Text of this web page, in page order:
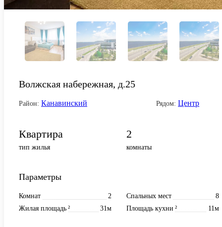
Волжская набережная, д.25
Район: Канавинский Рядом: Центр
Квартира
тип жилья
2
комнаты
Параметры
Комнат 2 Спальных мест
8
Жилая площадь
31м
² Площадь кухни 11м
²